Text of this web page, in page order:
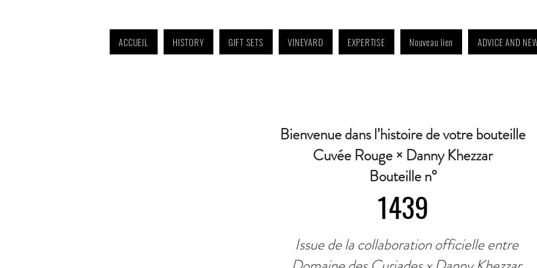
ACCUEIL HISTORY GIFT SETS VINEYARD EXPERTISE Nouveau lien ADVICE AND
Bienvenue dans l’histoire de votre bouteille
Cuvée Rouge × Danny Khezzar
Bouteille n°
1439
Issue de la collaboration officielle entre